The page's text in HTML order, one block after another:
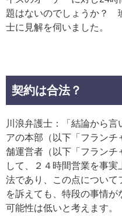
題はないのでしょうか？
士に見解を伺いました。
契約は合法？
川浪弁護士：「結論から言
アの本部（以下「フラン
舗運営者（以下「フラン
して、２４時間営業を事
法であり、この点について
を訴えても、特段の事情
可能性は低いと考えます。